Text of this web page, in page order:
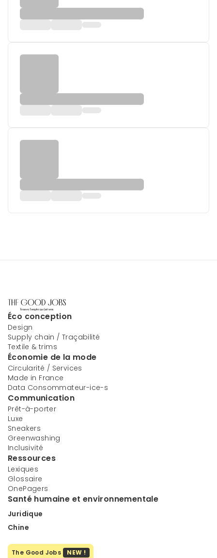
Éco conception
Design
Supply chain / Traçabilité
Textile & trims
Économie de la mode
Circularité / Services
Made in France
Data Consommateur-ice-s
Communication
Prêt-à-porter
Luxe
Sneakers
Greenwashing
Inclusivité
Ressources
Lexiques
Glossaire
OnePagers
Santé humaine et environnementale
Juridique
Chine
The Good Jobs NEW !